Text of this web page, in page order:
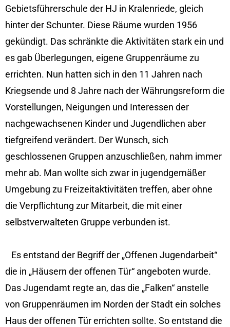
Gebietsführerschule der HJ in Kralenriede, gleich
hinter der Schunter. Diese Räume wurden 1956
gekündigt. Das schränkte die Aktivitäten stark ein und
es gab Überlegungen, eigene Gruppenräume zu
errichten. Nun hatten sich in den 11 Jahren nach
Kriegsende und 8 Jahre nach der Währungsreform die
Vorstellungen, Neigungen und Interessen der
nachgewachsenen Kinder und Jugendlichen aber
tiefgreifend verändert. Der Wunsch, sich
geschlossenen Gruppen anzuschließen, nahm immer
mehr ab. Man wollte sich zwar in jugendgemäßer
Umgebung zu Freizeitaktivitäten treffen, aber ohne
die Verpflichtung zur Mitarbeit, die mit einer
selbstverwalteten Gruppe verbunden ist.
Es entstand der Begriff der „Offenen Jugendarbeit“
die in „Häusern der offenen Tür“ angeboten wurde.
Das Jugendamt regte an, das die „Falken“ anstelle
von Gruppenräumen im Norden der Stadt ein solches
Haus der offenen Tür errichten sollte. So entstand die